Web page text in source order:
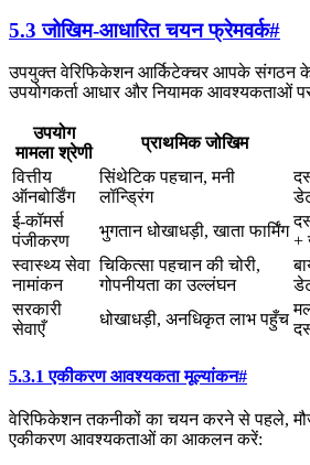
5.3 जोखिम-आधारित चयन फ्रेमवर्क#
उपयुक्त वेरिफिकेशन आर्किटेक्चर आपके संगठन के
उपयोगकर्ता आधार और नियामक आवश्यकताओं पर
उपयोग
मामला श्रेणी
प्राथमिक जोखिम
वित्तीय
ऑनबोर्डिंग
सिंथेटिक पहचान, मनी
लॉन्ड्रिंग
ई-कॉमर्स
पंजीकरण
भुगतान धोखाधड़ी, खाता फार्मिंग
+
स्वास्थ्य सेवा
नामांकन
चिकित्सा पहचान की चोरी,
गोपनीयता का उल्लंघन
सरकारी
सेवाएँ
धोखाधड़ी, अनधिकृत लाभ पहुँच
5.3.1 एकीकरण आवश्यकता मूल्यांकन#
वेरिफिकेशन तकनीकों का चयन करने से पहले,
एकीकरण आवश्यकताओं का आकलन करें: